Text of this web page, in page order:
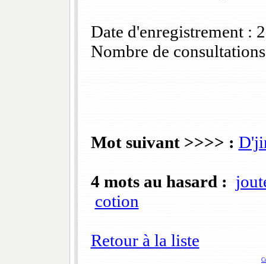
Date d'enregistrement :
Nombre de
Mot suivant >>>> :
4 mots au hasard :
cotion
Retour à la liste